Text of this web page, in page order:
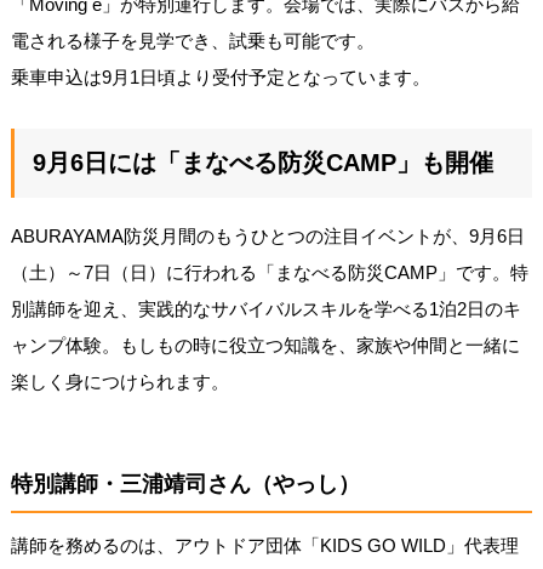
電される様子を見学でき、試乗も可能です。
乗車申込は9月1日頃より受付予定となっています。
9月6日には「まなべる防災CAMP」も開催
ABURAYAMA防災月間のもうひとつの注目イベントが、9月6日
（土）～7日（日）に行われる「まなべる防災CAMP」です。特
別講師を迎え、実践的なサバイバルスキルを学べる1泊2日のキ
ャンプ体験。もしもの時に役立つ知識を、家族や仲間と一緒に
楽しく身につけられます。
特別講師・三浦靖司さん（やっし）
講師を務めるのは、アウトドア団体「KIDS GO WILD」代表理